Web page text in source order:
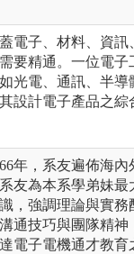
電子、材料、資
要精通。一位電
光電、通訊、半
設計電子產品之
年，系友遍佈海
友為本系學弟妹
，強調理論與實
通技巧與團隊精
電子電機通才教